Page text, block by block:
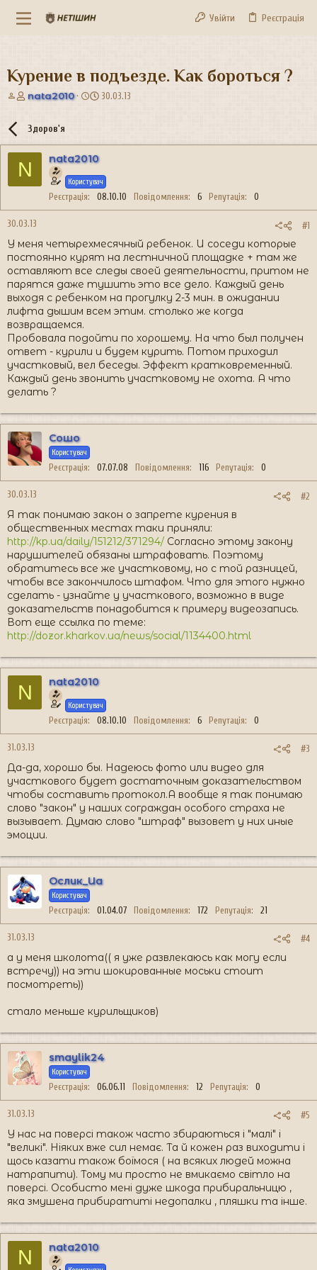
Увійти Реєстрація
Курение в подъезде. Как бороться ?
А
о
р
е
м
nata2010
Д
с
о
р
е
я
30.03.13
Здоров'я
N nata2010
Користувач
Реєстрація 08.10.10 Повідомлення 6 Репутація 0
30.03.13 #1
У меня четырехмесячный ребенок. И соседи которые
постоянно курят на лестничной площадке + там же
оставляют все следы своей деятельности, притом не
парятся даже тушить это все дело. Каждый день
выходя с ребенком на прогулку 2-3 мин. в ожидании
лифта дышим всем этим. столько же когда
возвращаемся.
Пробовала подойти по хорошему. На что был получен
ответ - курили и будем курить. Потом приходил
участковый, вел беседы. Эффект кратковременный.
Каждый день звонить участковому не охота. А что
делать ?
Сошо
Користувач
Реєстрація 07.07.08 Повідомлення 116 Репутація 0
30.03.13 #2
Я так понимаю закон о запрете курения в
общественных местах таки приняли:
http://kp.ua/daily/151212/371294/ Согласно этому закону
нарушителей обязаны штрафовать. Поэтому
обратитесь все же участковому, но с той разницей,
чтобы все закончилось штафом. Что для этого нужно
сделать - узнайте у участкового, возможно в виде
доказательств понадобится к примеру видеозапись.
Вот еще ссылка по теме:
http://dozor.kharkov.ua/news/social/1134400.html
N nata2010
Користувач
Реєстрація 08.10.10 Повідомлення 6 Репутація 0
31.03.13 #3
Да-да, хорошо бы. Надеюсь фото или видео для
участкового будет достаточным доказательством
чтобы составить протокол.А вообще я так понимаю
слово "закон" у наших сограждан особого страха не
вызывает. Думаю слово "штраф" вызовет у них иные
эмоции.
Ослик_Иа
Користувач
Реєстрація 01.04.07 Повідомлення 172 Репутація 21
31.03.13 #4
а у меня школота(( я уже развлекаюсь как могу если
встречу)) на эти шокированные моськи стоит
посмотреть))
стало меньше курильщиков)
smaylik24
Користувач
Реєстрація 06.06.11 Повідомлення 12 Репутація 0
31.03.13 #5
У нас на поверсі також часто збираються і "малі" і
"великі". Ніяких вже сил немає. Та й кожен раз виходити і
щось казати також боїмося ( на всяких людей можна
натрапити). Тому ми просто не вмикаємо світло на
поверсі. Особисто мені дуже шкода прибиральницю ,
яка змушена прибиратиті недопалки , пляшки та інше.
N nata2010